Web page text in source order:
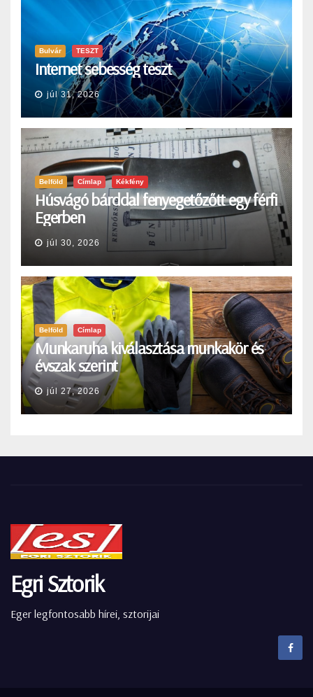
Bulvár TESZT
Internet sebesség teszt
júl 31, 2026
Belföld Címlap Kékfény
Húsvágó bárddal fenyegetőzőtt egy férfi
Egerben
júl 30, 2026
Belföld Címlap
Munkaruha kiválasztása munkakör és
évszak szerint
júl 27, 2026
Egri Sztorik
Eger legfontosabb hírei, sztorijai